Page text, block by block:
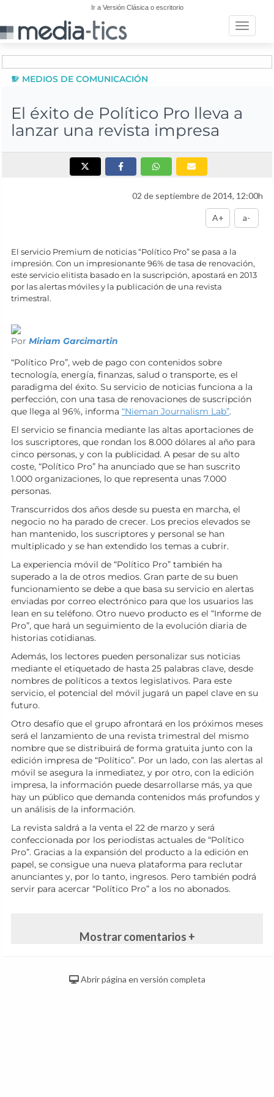
Ir a Versión Clásica o escritorio
Toggle
MEDIOS DE COMUNICACIÓN
El éxito de Político Pro lleva a
lanzar una revista impresa
02 de septiembre de 2014, 12:00h
A+ a-
El servicio Premium de noticias “Político Pro” se pasa a la
impresión. Con un impresionante 96% de tasa de renovación,
este servicio elitista basado en la suscripción, apostará en 2013
por las alertas móviles y la publicación de una revista
trimestral.
Por Miriam Garcimartin
“Político Pro”, web de pago con contenidos sobre
tecnología, energía, finanzas, salud o transporte, es el
paradigma del éxito. Su servicio de noticias funciona a la
perfección, con una tasa de renovaciones de suscripción
que llega al 96%, informa “Nieman Journalism Lab”.
El servicio se financia mediante las altas aportaciones de
los suscriptores, que rondan los 8.000 dólares al año para
cinco personas, y con la publicidad. A pesar de su alto
coste, “Político Pro” ha anunciado que se han suscrito
1.000 organizaciones, lo que representa unas 7.000
personas.
Transcurridos dos años desde su puesta en marcha, el
negocio no ha parado de crecer. Los precios elevados se
han mantenido, los suscriptores y personal se han
multiplicado y se han extendido los temas a cubrir.
La experiencia móvil de “Político Pro” también ha
superado a la de otros medios. Gran parte de su buen
funcionamiento se debe a que basa su servicio en alertas
enviadas por correo electrónico para que los usuarios las
lean en su teléfono. Otro nuevo producto es el “Informe de
Pro”, que hará un seguimiento de la evolución diaria de
historias cotidianas.
Además, los lectores pueden personalizar sus noticias
mediante el etiquetado de hasta 25 palabras clave, desde
nombres de políticos a textos legislativos. Para este
servicio, el potencial del móvil jugará un papel clave en su
futuro.
Otro desafío que el grupo afrontará en los próximos meses
será el lanzamiento de una revista trimestral del mismo
nombre que se distribuirá de forma gratuita junto con la
edición impresa de “Político”. Por un lado, con las alertas al
móvil se asegura la inmediatez, y por otro, con la edición
impresa, la información puede desarrollarse más, ya que
hay un público que demanda contenidos más profundos y
un análisis de la información.
La revista saldrá a la venta el 22 de marzo y será
confeccionada por los periodistas actuales de “Político
Pro”. Gracias a la expansión del producto a la edición en
papel, se consigue una nueva plataforma para reclutar
anunciantes y, por lo tanto, ingresos. Pero también podrá
servir para acercar “Político Pro” a los no abonados.
Mostrar comentarios +
Abrir página en versión completa